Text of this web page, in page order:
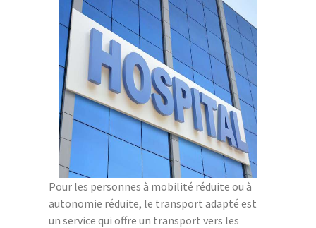
Pour les personnes à mobilité réduite ou à
autonomie réduite, le transport adapté est
un service qui offre un transport vers les